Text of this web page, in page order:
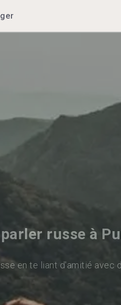
russe à
en te liant d'amitié avec